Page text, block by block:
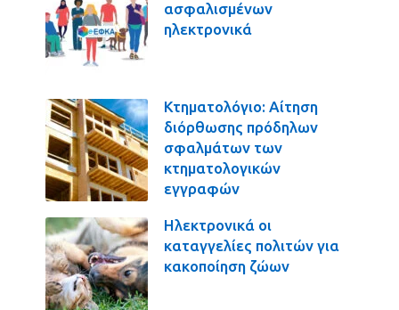
ασφαλισμένων
ηλεκτρονικά
Κτηματολόγιο: Αίτηση
διόρθωσης πρόδηλων
σφαλμάτων των
κτηματολογικών
εγγραφών
Ηλεκτρονικά οι
καταγγελίες πολιτών για
κακοποίηση ζώων